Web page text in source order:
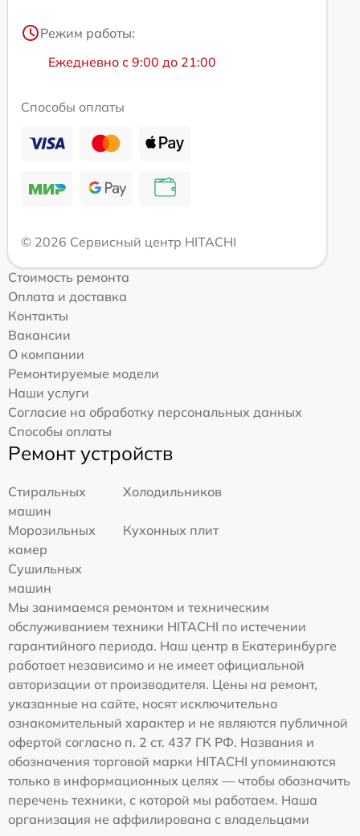
Режим работы:
Ежедневно с 9:00 до 21:00
Способы оплаты
© 2026 Сервисный центр HITACHI
Стоимость ремонта
Оплата и доставка
Контакты
Вакансии
О компании
Ремонтируемые модели
Наши услуги
Согласие на обработку персональных данных
Способы оплаты
Ремонт устройств
Стиральных
машин
Холодильников
Морозильных
камер
Кухонных плит
Сушильных
машин
Мы занимаемся ремонтом и техническим
обслуживанием техники HITACHI по истечении
гарантийного периода. Наш центр в Екатеринбурге
работает независимо и не имеет официальной
авторизации от производителя. Цены на ремонт,
указанные на сайте, носят исключительно
ознакомительный характер и не являются публичной
офертой согласно п. 2 ст. 437 ГК РФ. Названия и
обозначения торговой марки HITACHI упоминаются
только в информационных целях — чтобы обозначить
перечень техники, с которой мы работаем. Наша
организация не аффилирована с владельцами